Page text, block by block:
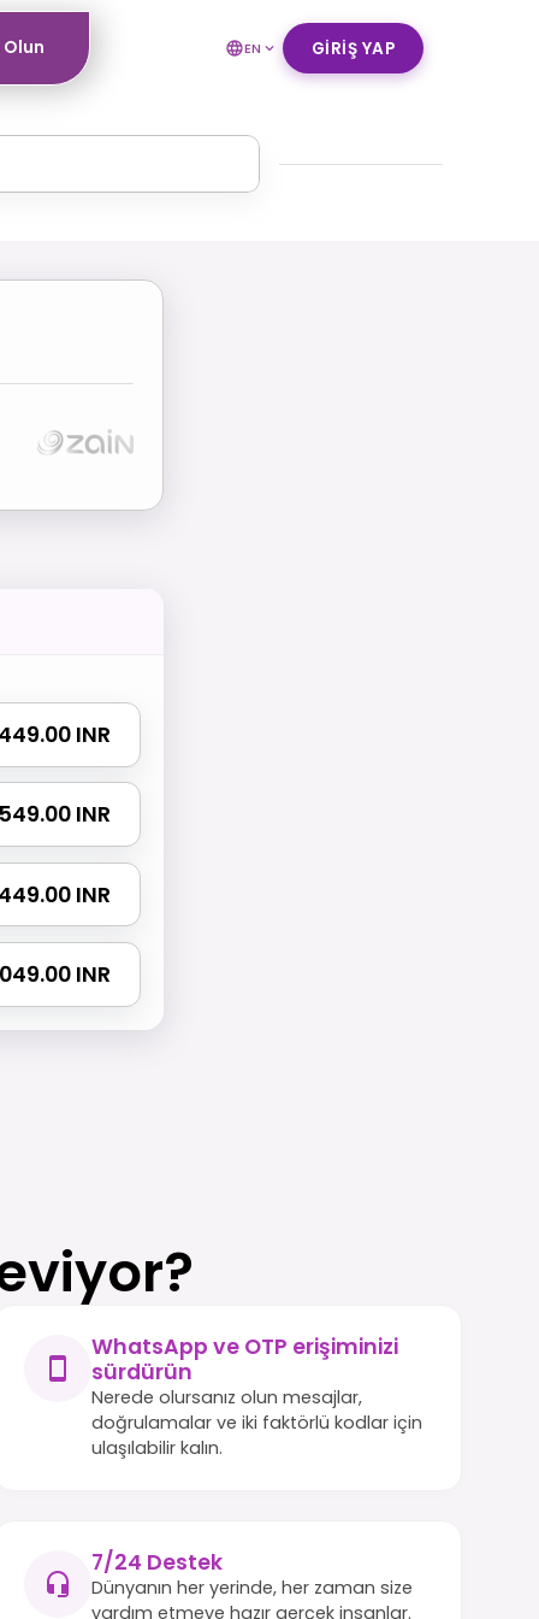
Olun EN GIRIŞ YAP
INR
INR
INR
INR
WhatsApp ve OTP erişiminizi
sürdürün
Nerede olursanız olun mesajlar,
doğrulamalar ve iki faktörlü kodlar için
ulaşılabilir kalın.
7/24 Destek
Dünyanın her yerinde, her zaman size
yardım etmeye hazır gerçek insanlar.